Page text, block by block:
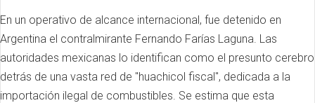
En un operativo de alcance internacional, fue detenido en
Argentina el contralmirante Fernando Farías Laguna. Las
autoridades mexicanas lo identifican como el presunto cerebro
detrás de una vasta red de "huachicol fiscal", dedicada a la
importación ilegal de combustibles. Se estima que esta